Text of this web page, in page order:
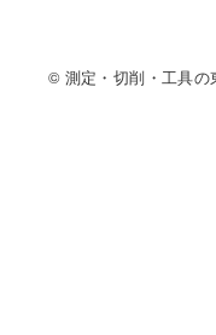
© 測定・切削・工具